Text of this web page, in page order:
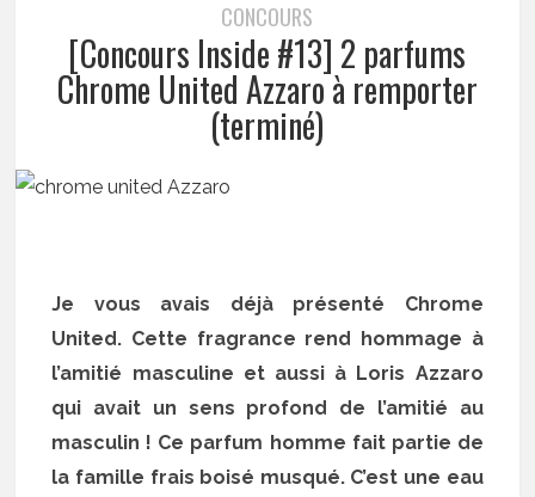
CONCOURS
[Concours Inside #13] 2 parfums
Chrome United Azzaro à remporter
(terminé)
Je vous avais déjà présenté Chrome
United. Cette fragrance rend hommage à
l’amitié masculine et aussi à Loris Azzaro
qui avait un sens profond de l’amitié au
masculin ! Ce parfum homme fait partie de
la famille frais boisé musqué. C’est une eau